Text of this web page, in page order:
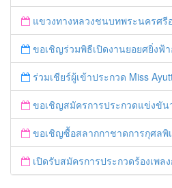
แขวงทางหลวงชนบทพระนครศรีอยุธยา "ร่วมรณรงค์ ขับช้า เปิดไฟหน้า คาดเข็
ขอเชิญร่วมพิธีเปิดงานยอยศยิ่งฟ้าอ
ร่วมเชียร์ผู้เข้าประกวด Miss Ayutthaya ในวั
ขอเชิญสมัครการประกวดแข่งขันวงดนตรี
ขอเชิญซื้อสลากกาชาดการกุศลพิเศษจังหวัดพระ
เปิดรับสมัครการประกวดร้องเพลงกำนั